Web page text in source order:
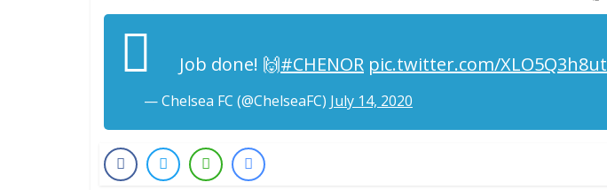
Job done! 🙌#CHENOR pic.twitter.com/XLO5Q3h8ut
— Chelsea FC (@ChelseaFC) July 14, 2020